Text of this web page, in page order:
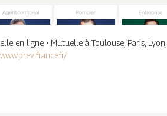
en ligne ⋅ Mutuelle à Toulouse, Paris, Lyon,